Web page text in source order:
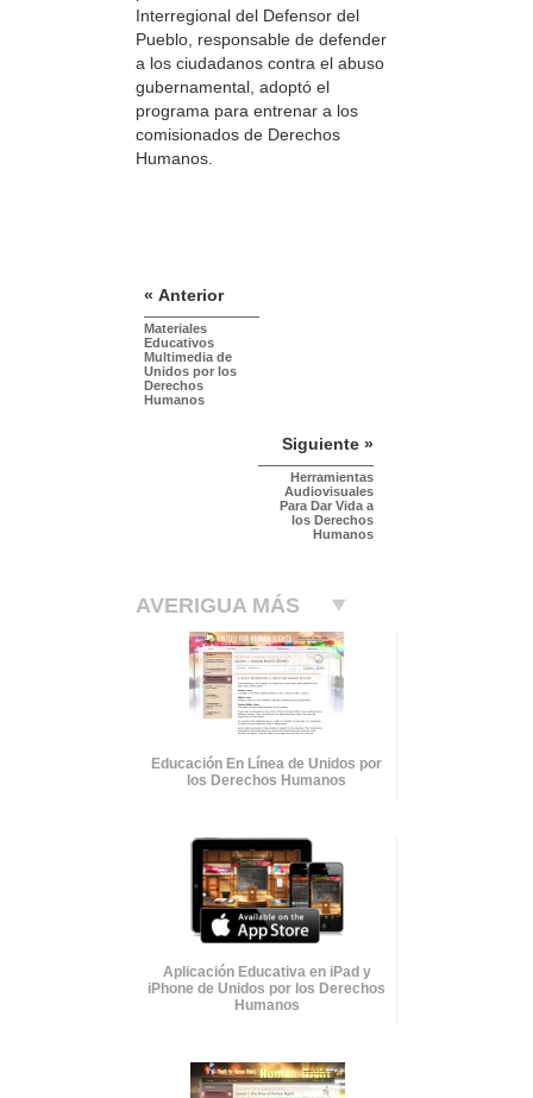
Interregional del Defensor del
Pueblo, responsable de defender
a los ciudadanos contra el abuso
gubernamental, adoptó el
programa para entrenar a los
comisionados de Derechos
Humanos.
« Anterior
Materiales
Educativos
Multimedia de
Unidos por los
Derechos
Humanos
Siguiente »
Herramientas
Audiovisuales
Para Dar Vida a
los Derechos
Humanos
AVERIGUA MÁS
Educación En Línea de Unidos por
los Derechos Humanos
Aplicación Educativa en iPad y
iPhone de Unidos por los Derechos
Humanos